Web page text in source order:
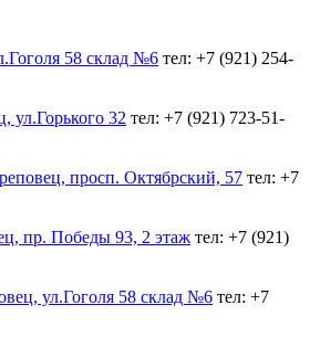
58 склад №6 тел: +7 (921) 254-
32 тел: +7 (921) 723-51-
просп. Октябрский, 57 тел: +7
пр. Победы 93, 2 этаж тел: +7 (921)
ул.Гоголя 58 склад №6 тел: +7